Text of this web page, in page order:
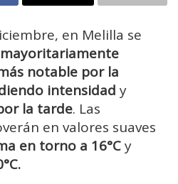
en Melilla se
mayoritariamente
notable por la
intensidad y
la tarde. Las
en valores suaves
en torno a 16°Cy